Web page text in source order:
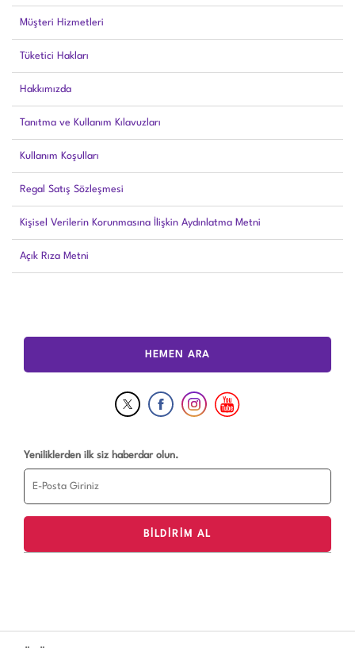
Müşteri Hizmetleri
Tüketici Hakları
Hakkımızda
Tanıtma ve Kullanım Kılavuzları
Kullanım Koşulları
Regal Satış Sözleşmesi
Kişisel Verilerin Korunmasına İlişkin Aydınlatma Metni
Açık Rıza Metni
HEMEN ARA
Yeniliklerden ilk siz haberdar olun.